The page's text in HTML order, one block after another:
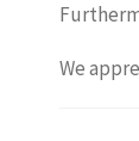
We